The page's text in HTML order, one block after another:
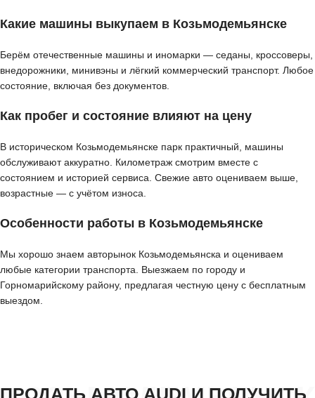
Какие машины выкупаем в Козьмодемьянске
Берём отечественные машины и иномарки — седаны, кроссоверы,
внедорожники, минивэны и лёгкий коммерческий транспорт. Любое
состояние, включая без документов.
Как пробег и состояние влияют на цену
В историческом Козьмодемьянске парк практичный, машины
обслуживают аккуратно. Километраж смотрим вместе с
состоянием и историей сервиса. Свежие авто оцениваем выше,
возрастные — с учётом износа.
Особенности работы в Козьмодемьянске
Мы хорошо знаем авторынок Козьмодемьянска и оцениваем
любые категории транспорта. Выезжаем по городу и
Горномарийскому району, предлагая честную цену с бесплатным
выездом.
ПРОДАТЬ АВТО AUDI И ПОЛУЧИТЬ